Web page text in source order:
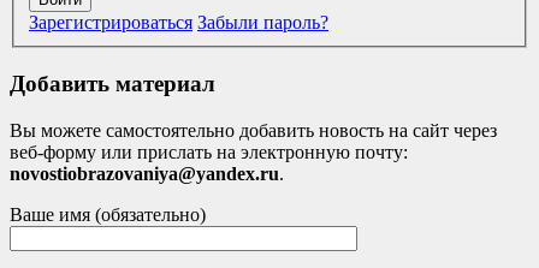
Зарегистрироваться Забыли пароль?
Добавить материал
Вы можете самостоятельно добавить новость на сайт через
веб-форму или прислать на электронную почту:
novostiobrazovaniya@yandex.ru.
Ваше имя (обязательно)